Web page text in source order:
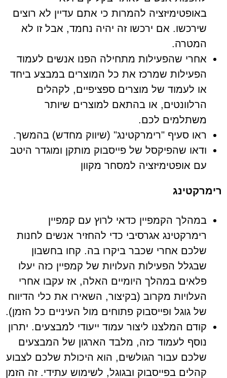
באופטימיזציה להמרות כי אתם עדיין לא רוצים
שירכשו. אם ירכשו זה יהיה נחמד, אבל זו לא
המטרה.
אחרי שהפעילות מתחילה הפנו אנשים לעמוד
הפעילות שמרכז את כל המוצרים במבצע ביחד
או לעמוד של מוצרים ספציפיים, לקהלים
הרלוונטים, או בהתאם למוצרים שיותר
משתלמים לכם.
ראו סעיף "רימרקטינג" (שיווק מחדש) בהמשך.
ודאו שהפיקסל של פייסבוק מותקן ומוגדר היטב
עם אופטימיזציה למסחר מקוון
רימרקטינג
במהלך הקמפיין כדאי לרוץ עם קמפיין
רימרקטינג אגרסיבי כדי להחזיר אנשים לחנות
שלכם אחרי שכבר ביקרו בה. קחו בחשבון
שבגלל הפעילות העלויות של קמפיין כזה יעלו
פלאים במהלך היומיים האלה, אז עקבו אחרי
העלויות מקרוב (בקיצור, השאירו את כלי הדיווח
של גוגל ופייסבוק פתוחים מול העיניים כל הזמן).
קודם המלצנו ליצור עמוד ייעודי למבצעים. יתרון
נוסף לעמוד כזה, מלבד הארגון של המבצעים
שלכם עבור הגולשים, הוא היכולת שלכם לצבוע
קהלים בפייסבוק ובגוגל, לשימוש עתידי. זה הזמן